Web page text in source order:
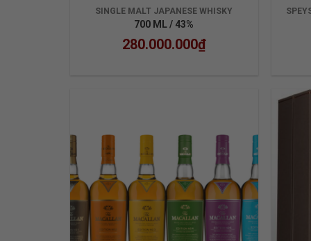
SINGLE MALT JAPANESE WHISKY
700 ML / 43%
280.000.000₫
ADD TO
WISHLIST